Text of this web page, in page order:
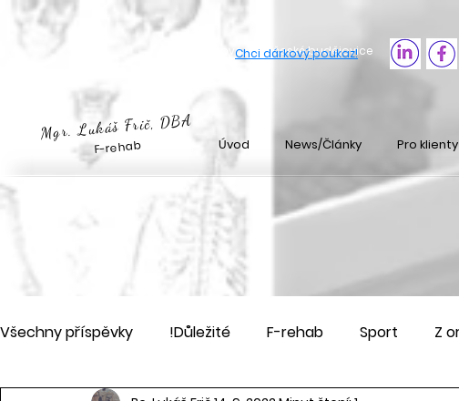
Rázová vlna české budějovice
Chci dárkový poukaz!
Mgr. Lukáš Frič, DBA
F-rehab Úvod News/Články Pro klienty
Všechny příspěvky !Důležité F-rehab Sport Z